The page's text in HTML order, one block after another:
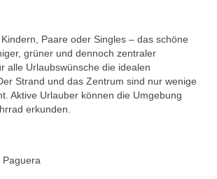
Paare oder Singles – das schöne
grüner und dennoch zentraler
alle Urlaubswünsche die idealen
Strand und das Zentrum sind nur wenige
Aktive Urlauber können die Umgebung
erkunden.
Paguera